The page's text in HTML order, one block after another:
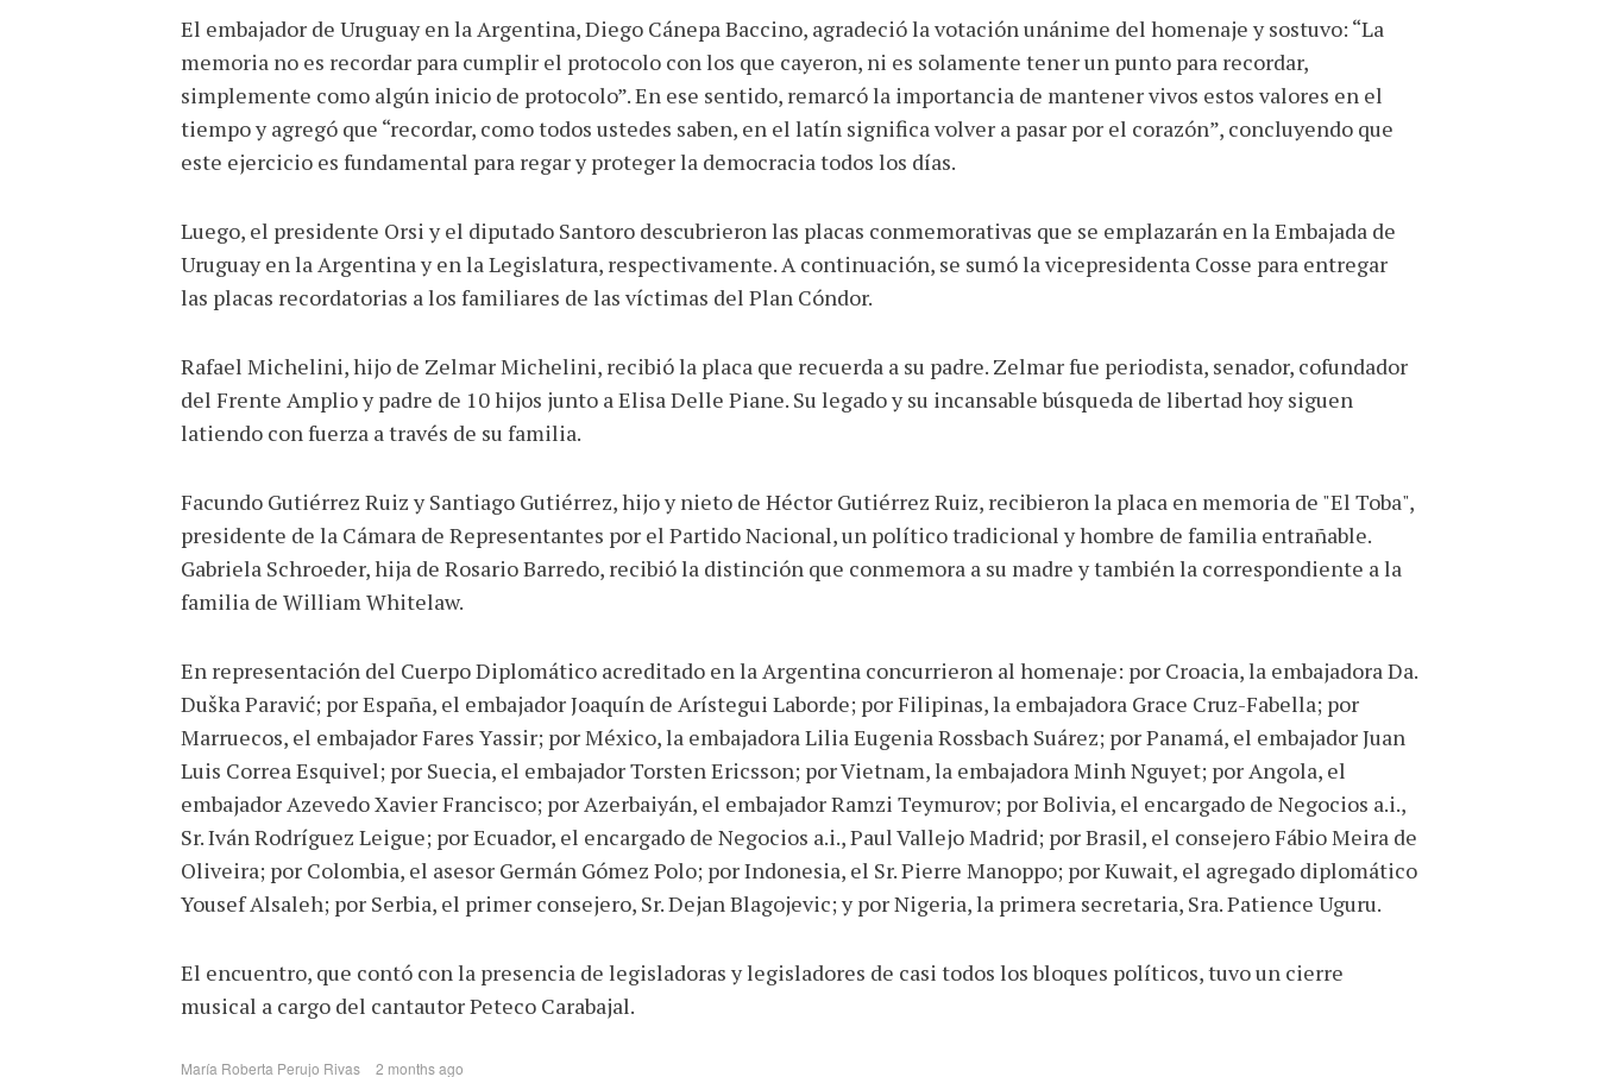
El embajador de Uruguay en la Argentina, Diego Cánepa Baccino, agradeció la votación unánime del homenaje y sostuvo: “La
memoria no es recordar para cumplir el protocolo con los que cayeron, ni es solamente tener un punto para recordar,
simplemente como algún inicio de protocolo”. En ese sentido, remarcó la importancia de mantener vivos estos valores en el
tiempo y agregó que “recordar, como todos ustedes saben, en el latín significa volver a pasar por el corazón”, concluyendo que
este ejercicio es fundamental para regar y proteger la democracia todos los días.
Luego, el presidente Orsi y el diputado Santoro descubrieron las placas conmemorativas que se emplazarán en la Embajada de
Uruguay en la Argentina y en la Legislatura, respectivamente. A continuación, se sumó la vicepresidenta Cosse para entregar
las placas recordatorias a los familiares de las víctimas del Plan Cóndor.
Rafael Michelini, hijo de Zelmar Michelini, recibió la placa que recuerda a su padre. Zelmar fue periodista, senador, cofundador
del Frente Amplio y padre de 10 hijos junto a Elisa Delle Piane. Su legado y su incansable búsqueda de libertad hoy siguen
latiendo con fuerza a través de su familia.
Facundo Gutiérrez Ruiz y Santiago Gutiérrez, hijo y nieto de Héctor Gutiérrez Ruiz, recibieron la placa en memoria de "El Toba",
presidente de la Cámara de Representantes por el Partido Nacional, un político tradicional y hombre de familia entrañable.
Gabriela Schroeder, hija de Rosario Barredo, recibió la distinción que conmemora a su madre y también la correspondiente a la
familia de William Whitelaw.
En representación del Cuerpo Diplomático acreditado en la Argentina concurrieron al homenaje: por Croacia, la embajadora Da.
Duška Paravić; por España, el embajador Joaquín de Arístegui Laborde; por Filipinas, la embajadora Grace Cruz-Fabella; por
Marruecos, el embajador Fares Yassir; por México, la embajadora Lilia Eugenia Rossbach Suárez; por Panamá, el embajador Juan
Luis Correa Esquivel; por Suecia, el embajador Torsten Ericsson; por Vietnam, la embajadora Minh Nguyet; por Angola, el
embajador Azevedo Xavier Francisco; por Azerbaiyán, el embajador Ramzi Teymurov; por Bolivia, el encargado de Negocios a.i.,
Sr. Iván Rodríguez Leigue; por Ecuador, el encargado de Negocios a.i., Paul Vallejo Madrid; por Brasil, el consejero Fábio Meira de
Oliveira; por Colombia, el asesor Germán Gómez Polo; por Indonesia, el Sr. Pierre Manoppo; por Kuwait, el agregado diplomático
Yousef Alsaleh; por Serbia, el primer consejero, Sr. Dejan Blagojevic; y por Nigeria, la primera secretaria, Sra. Patience Uguru.
El encuentro, que contó con la presencia de legisladoras y legisladores de casi todos los bloques políticos, tuvo un cierre
musical a cargo del cantautor Peteco Carabajal.
María Roberta Perujo Rivas 2 months ago